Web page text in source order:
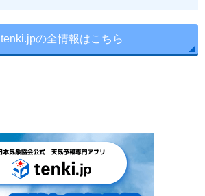
tenki.jpの全情報はこちら